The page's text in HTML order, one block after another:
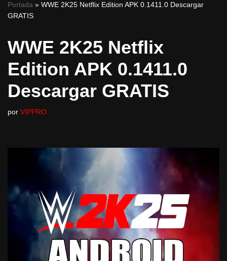
Portada » WWE 2K25 Netflix Edition APK 0.1411.0 Descargar
GRATIS
WWE 2K25 Netflix
Edition APK 0.1411.0
Descargar GRATIS
por VIPPRO